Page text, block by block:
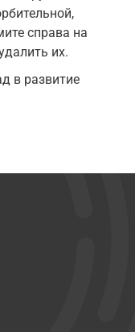
справа на
их.
в развитие